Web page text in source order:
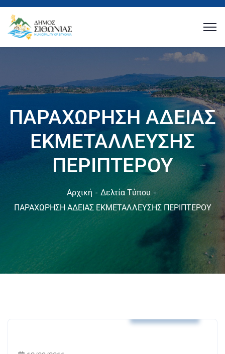
ΠΑΡΑΧΩΡΗΣΗ ΑΔΕΙΑΣ
ΕΚΜΕΤΑΛΛΕΥΣΗΣ
ΠΕΡΙΠΤΕΡΟΥ
Αρχική
Δελτία Τύπου
ΠΑΡΑΧΩΡΗΣΗ ΑΔΕΙΑΣ ΕΚΜΕΤΑΛΛΕΥΣΗΣ ΠΕΡΙΠΤΕΡΟΥ